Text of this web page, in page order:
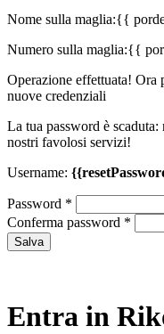
Nome sulla maglia:{{
Numero sulla maglia:{{
Operazione effettuata! Ora
nuove credenziali
La tua password è
nostri favolosi servizi!
Username:
Password *
Conferma password *
Salva
Entra in